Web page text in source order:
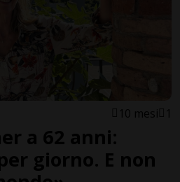
10 mesi 1
a 62 anni:
giorno. E non